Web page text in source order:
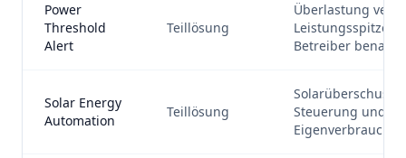
Power
Threshold
Alert
Teillösung
Überlastung
Leistungsspitzen
Betreiber
Solar Energy
Automation
Teillösung
Solarüberschuss
Steuerung und
Eigenverbrauch